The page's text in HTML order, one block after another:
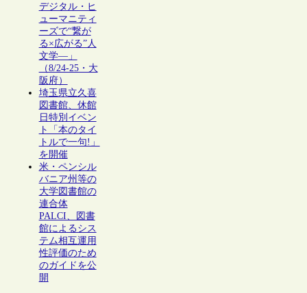
デジタル・ヒ
ューマニティ
ーズで“繋が
る×広がる”人
文学―」
（8/24-25・大
阪府）
埼玉県立久喜
図書館、休館
日特別イベン
ト「本のタイ
トルで一句!」
を開催
米・ペンシル
バニア州等の
大学図書館の
連合体
PALCI、図書
館によるシス
テム相互運用
性評価のため
のガイドを公
開